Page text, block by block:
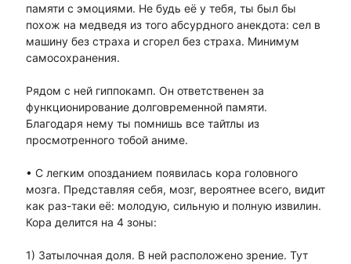
памяти с эмоциями. Не будь её у тебя, ты был бы
похож на медведя из того абсурдного анекдота: сел в
машину без страха и сгорел без страха. Минимум
самосохранения.
Рядом с ней гиппокамп. Он ответственен за
функционирование долговременной памяти.
Благодаря нему ты помнишь все тайтлы из
просмотренного тобой аниме.
• С легким опозданием появилась кора головного
мозга. Представляя себя, мозг, вероятнее всего, видит
как раз-таки её: молодую, сильную и полную извилин.
Кора делится на 4 зоны:
1) Затылочная доля. В ней расположено зрение. Тут